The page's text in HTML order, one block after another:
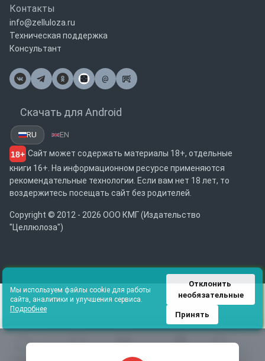
Каталог
Контакты
info@zelluloza.ru
Техническая поддержка
Консультант
@
Почта
Скачать для Android
RU EN
18+ Сайт может содержать материалы 18+, отдельные
книги 16+. На информационном ресурсе применяются
рекомендательные технологии. Если вам нет 18 лет, то
воздержитесь посещать сайт без родителей.
Copyright © 2012 - 2026 ООО КМГ (Издательство
"Целлюлоза")
Мы используем файлы cookie для работы
сайта, аналитики и улучшения сервиса.
Подробнее
Отклонить
необязательные
Принять